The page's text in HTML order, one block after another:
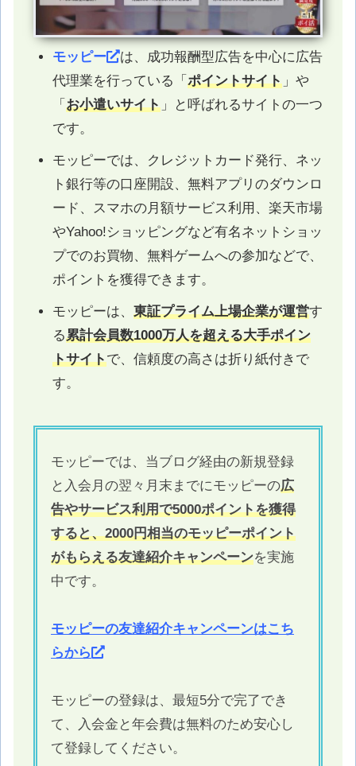
モッピー
は、成功報酬型広告を中心に広告
代理業を行っている「 ポイントサイト」や
「 お小遣いサイト」と呼ばれるサイトの一つ
です。
モッピーでは、クレジットカード発行、ネッ
ト銀行等の口座開設、無料アプリのダウンロ
ード、スマホの月額サービス利用、楽天市場
やYahoo!ショッピングなど有名ネットショッ
プでのお買物、無料ゲームへの参加などで、
ポイントを獲得できます。
モッピーは、 東証プライム上場企業が運営す
る累計会員数1000万人を超える大手ポイン
トサイトで、信頼度の高さは折り紙付きで
す。
モッピーでは、当ブログ経由の新規登録
と入会月の翌々月末までにモッピーの広
告やサービス利用で5000ポイントを獲得
すると、2000円相当のモッピーポイント
がもらえる友達紹介キャンペーンを実施
中です。
モッピーの友達紹介キャンペーンはこち
らから
モッピーの登録は、最短5分で完了でき
て、入会金と年会費は無料のため安心し
て登録してください。